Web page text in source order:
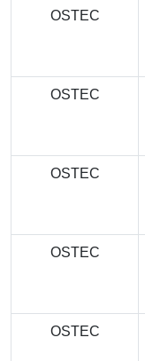
OSTEC
OSTEC
OSTEC
OSTEC
OSTEC